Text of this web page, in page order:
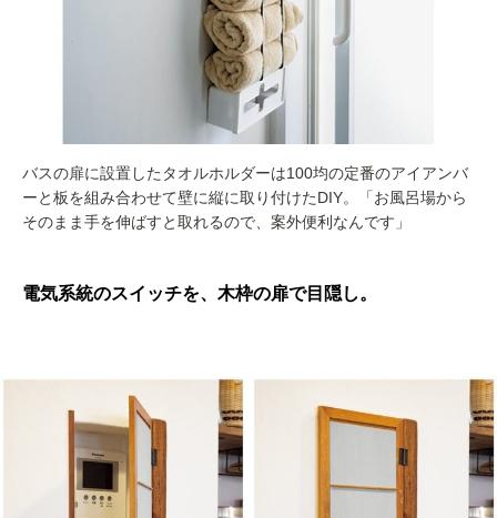
バスの扉に設置したタオルホルダーは100均の定番のアイアンバ
ーと板を組み合わせて壁に縦に取り付けたDIY。「お風呂場から
そのまま手を伸ばすと取れるので、案外便利なんです」
電気系統のスイッチを、木枠の扉で目隠し。